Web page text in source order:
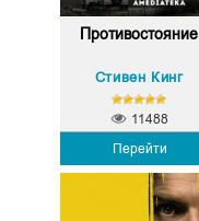
Противостояние
Стивен Кинг
Перейти
11488